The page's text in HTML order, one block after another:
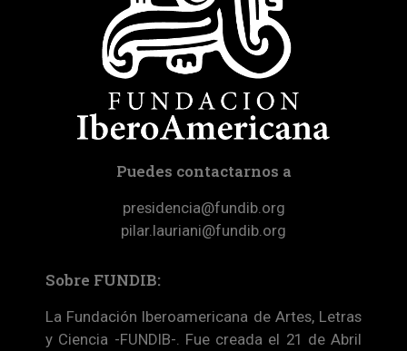
Puedes contactarnos a
presidencia@fundib.org
pilar.lauriani@fundib.org
Sobre FUNDIB:
La Fundación Iberoamericana de Artes, Letras
y Ciencia -FUNDIB-. Fue creada el 21 de Abril